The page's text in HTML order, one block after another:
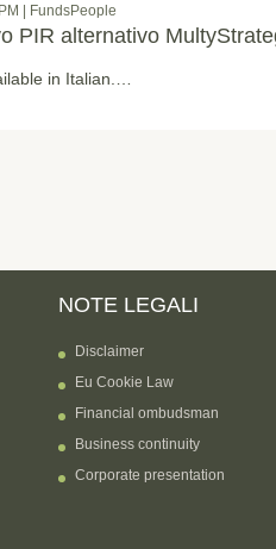
| FundsPeople
PIR alternativo
in Italian.…
NOTE LEGALI
Disclaimer
Eu Cookie Law
Financial ombudsman
Business continuity
Corporate presentation